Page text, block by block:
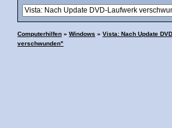
Computerhilfen » Windows » Vista: Nach Update
verschwunden"